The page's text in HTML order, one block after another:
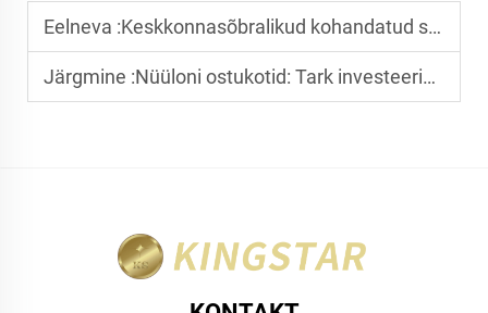
Eelneva :Keskkonnasõbralikud kohandatud sülearvutikotid ettevõtetele
Järgmine :Nüüloni ostukotid: Tark investeering teie ettevõtte jaoks